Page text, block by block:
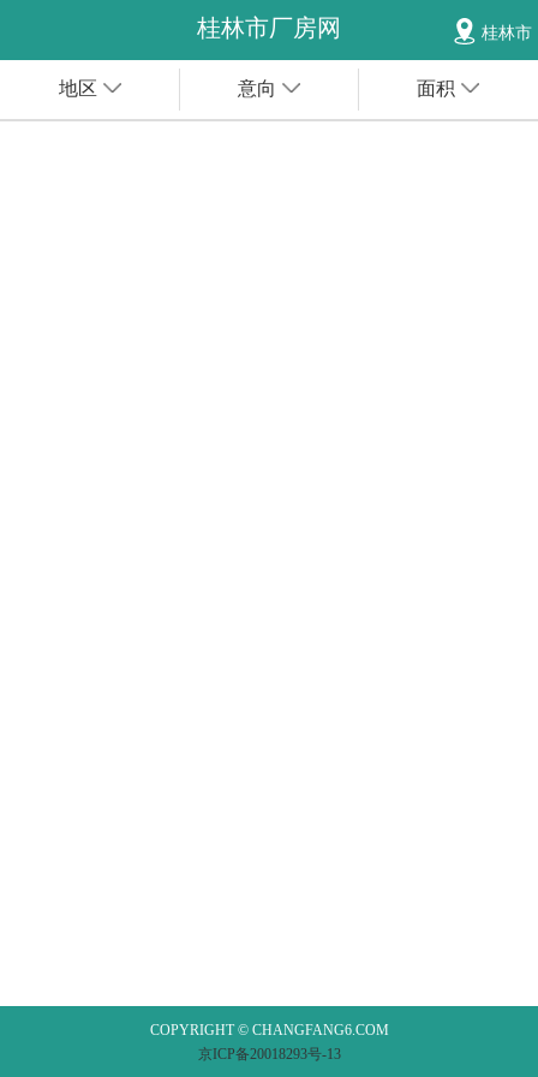
桂林市厂房网 桂林市
地区 意向 面积
COPYRIGHT © CHANGFANG6.COM
京ICP备20018293号-13